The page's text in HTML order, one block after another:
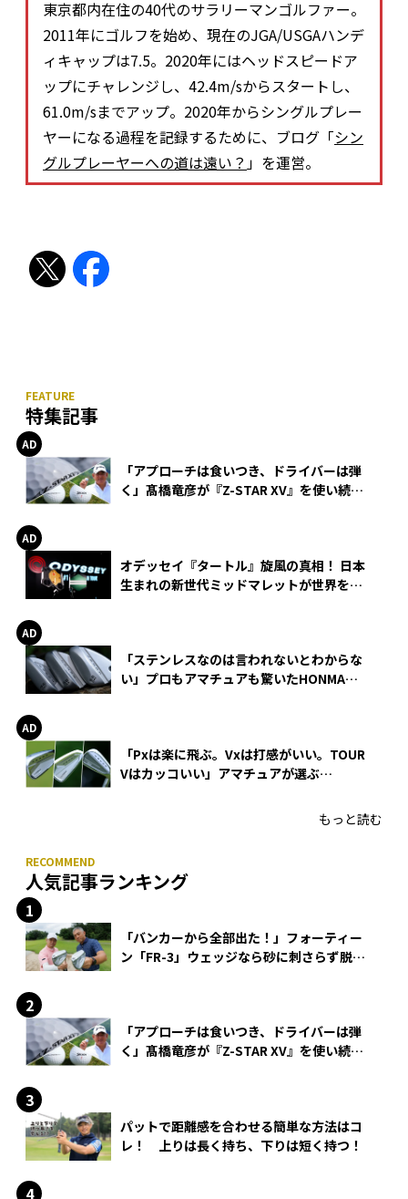
東京都内在住の40代のサラリーマンゴルファー。
2011年にゴルフを始め、現在のJGA/USGAハンデ
ィキャップは7.5。2020年にはヘッドスピードア
ップにチャレンジし、42.4m/sからスタートし、
61.0m/sまでアップ。2020年からシングルプレー
ヤーになる過程を記録するために、ブログ「シン
グルプレーヤーへの道は遠い？ 」を運営。
特集記事
「アプローチは食いつき、ドライバーは弾
く」髙橋竜彦が『Z-STAR XV』を使い続け
オデッセイ『タートル』旋風の真相！ 日本
生まれの新世代ミッドマレットが世界を席
「ステンレスなのは言われないとわからな
い」プロもアマチュアも驚いたHONMA
「Pxは楽に飛ぶ。Vxは打感がいい。TOUR
Vはカッコいい」アマチュアが選ぶ
もっと読む
人気記事ランキング
「バンカーから全部出た！」フォーティー
ン「FR-3」ウェッジなら砂に刺さらず脱出
「アプローチは食いつき、ドライバーは弾
く」髙橋竜彦が『Z-STAR XV』を使い続け
パットで距離感を合わせる簡単な方法はコ
レ！ 上りは長く持ち、下りは短く持つ！